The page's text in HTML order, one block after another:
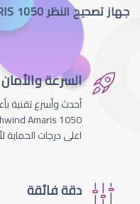
جهاز تصحيح النظر SCHWIND AMARIS 1050
السرعة والأمان
أحدث وأسرع تقنية
اعلى درجات الحماية
دقة فائقة